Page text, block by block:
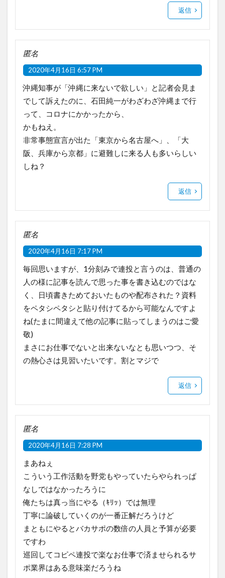
返信
匿名
2020年4月16日 6:57 PM
沖縄知事が「沖縄に来ないで欲しい」と記者会見ま
でして訴えたのに、石田純一がわざわざ沖縄まで行
って、コロナにかかったから、
かもねえ。
非常事態宣言が出た「東京から名古屋へ」、「大
阪、兵庫から京都」に避難しに来る人も多いらしい
しね？
返信
匿名
2020年4月16日 7:17 PM
毎回思いますが、1分刻みで連投と言うのは、普通の
人の様に記事を読んで思った事を書き込むのではな
く、日頃書きためておいたものや配布された？資料
をペタシペタシと貼り付けてるから可能なんですよ
ね(たまに間違えて他の記事に貼ってしまうのはご愛
敬)
まさにお仕事でないと出来ないなとも思いつつ、そ
の熱心さは見習いたいです。割とマジで
返信
匿名
2020年4月16日 7:28 PM
まあねぇ
こういう工作活動を野党もやっていたらやられっぱ
なしではなかったろうに
俺たちは真っ当にやる（ｷﾘｯ）では無理
丁寧に論破していくのが一番正解だろうけど
まともにやるとバカサポの数倍の人員と予算が必要
ですわ
巡回してコピペ連投で楽なお仕事で済ませられるサ
ポ業界はある意味楽だろうね